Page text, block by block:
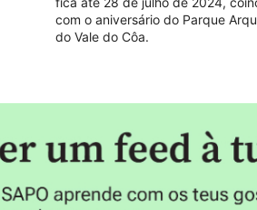
com o aniversário do Parque
do Vale do Côa.